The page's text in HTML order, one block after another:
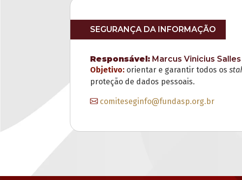
SEGURANÇA DA INFORMAÇÃO
Responsável: Marcus Vinicius Salles
Objetivo: orientar e garantir todos os
proteção de dados pessoais.
comiteseginfo@fundasp.org.br